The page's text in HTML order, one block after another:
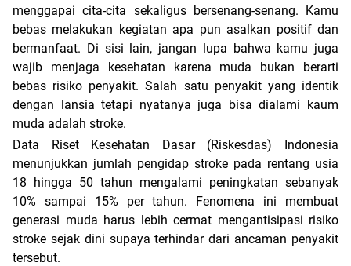
menggapai cita-cita sekaligus bersenang-senang. Kamu
bebas melakukan kegiatan apa pun asalkan positif dan
bermanfaat. Di sisi lain, jangan lupa bahwa kamu juga
wajib menjaga kesehatan karena muda bukan berarti
bebas risiko penyakit. Salah satu penyakit yang identik
dengan lansia tetapi nyatanya juga bisa dialami kaum
muda adalah stroke.
Data Riset Kesehatan Dasar (Riskesdas) Indonesia
menunjukkan jumlah pengidap stroke pada rentang usia
18 hingga 50 tahun mengalami peningkatan sebanyak
10% sampai 15% per tahun. Fenomena ini membuat
generasi muda harus lebih cermat mengantisipasi risiko
stroke sejak dini supaya terhindar dari ancaman penyakit
tersebut.